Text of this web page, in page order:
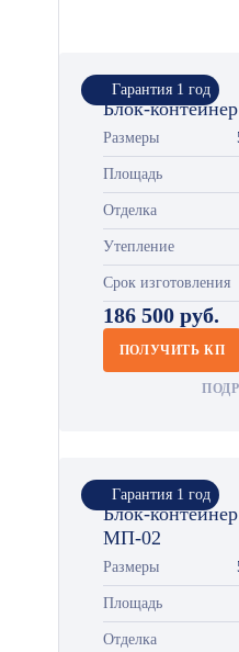
Гарантия 1 год
Блок-
Размеры
Площадь
Отделка
Утепление
Срок изготовления
186 500 руб.
ПОЛУЧИТЬ КП
Гарантия 1 год
Блок-
МП-02
Размеры
Площадь
Отделка